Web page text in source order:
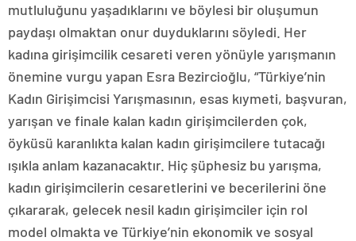
mutluluğunu yaşadıklarını ve böylesi bir oluşumun
paydaşı olmaktan onur duyduklarını söyledi. Her
kadına girişimcilik cesareti veren yönüyle yarışmanın
önemine vurgu yapan Esra Bezircioğlu, “Türkiye’nin
Kadın Girişimcisi Yarışmasının, esas kıymeti, başvuran,
yarışan ve finale kalan kadın girişimcilerden çok,
öyküsü karanlıkta kalan kadın girişimcilere tutacağı
ışıkla anlam kazanacaktır. Hiç şüphesiz bu yarışma,
kadın girişimcilerin cesaretlerini ve becerilerini öne
çıkararak, gelecek nesil kadın girişimciler için rol
model olmakta ve Türkiye’nin ekonomik ve sosyal